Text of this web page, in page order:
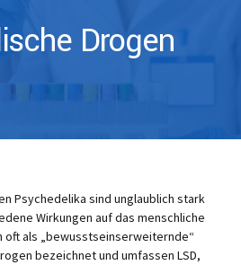
Drogen
Psychedelika sind unglaublich stark
Wirkungen auf das menschliche
oft als „bewusstseinserweiternde“
bezeichnet und umfassen LSD,